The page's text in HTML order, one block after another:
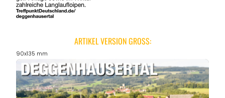
ARTIKEL VERSION GROSS:
90x135 mm